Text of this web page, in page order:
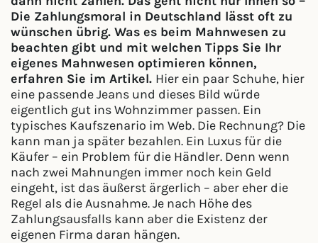
Die Zahlungsmoral in Deutschland lässt oft zu
wünschen übrig. Was es beim Mahnwesen zu
beachten gibt und mit welchen Tipps Sie Ihr
eigenes Mahnwesen optimieren können,
erfahren Sie im Artikel. Hier ein paar Schuhe, hier
eine passende Jeans und dieses Bild würde
eigentlich gut ins Wohnzimmer passen. Ein
typisches Kaufszenario im Web. Die Rechnung? Die
kann man ja später bezahlen. Ein Luxus für die
Käufer – ein Problem für die Händler. Denn wenn
nach zwei Mahnungen immer noch kein Geld
eingeht, ist das äußerst ärgerlich – aber eher die
Regel als die Ausnahme. Je nach Höhe des
Zahlungsausfalls kann aber die Existenz der
eigenen Firma daran hängen.